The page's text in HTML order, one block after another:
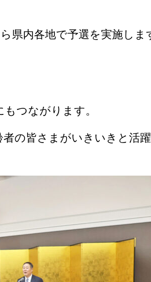
県内各地で予選を実施しま
つながります。
の皆さまがいきいきと活